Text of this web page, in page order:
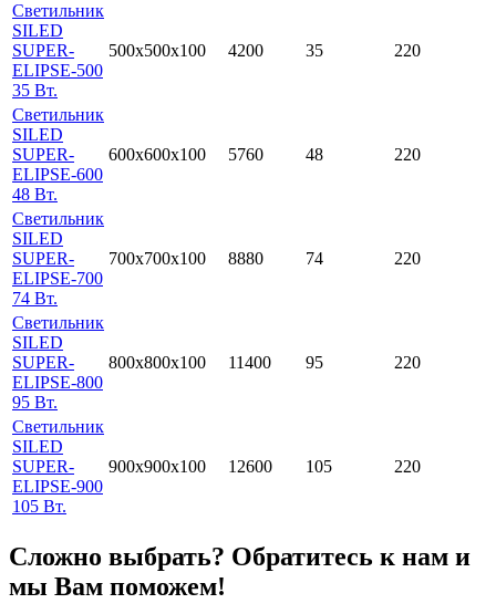
Светильник
SILED
SUPER-
ELIPSE-500
35 Вт.
500х500х100 4200 35 220
Светильник
SILED
SUPER-
ELIPSE-600
48 Вт.
600х600х100 5760 48 220
Светильник
SILED
SUPER-
ELIPSE-700
74 Вт.
700х700х100 8880 74 220
Светильник
SILED
SUPER-
ELIPSE-800
95 Вт.
800х800х100 11400 95 220
Светильник
SILED
SUPER-
ELIPSE-900
105 Вт.
900х900х100 12600 105 220
Сложно выбрать? Обратитесь к нам и
мы Вам поможем!